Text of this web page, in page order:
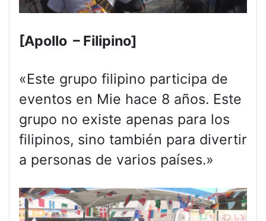
[Apollo – Filipino]
«Este grupo filipino participa de
eventos en Mie hace 8 años. Este
grupo no existe apenas para los
filipinos, sino también para divertir
a personas de varios países.»